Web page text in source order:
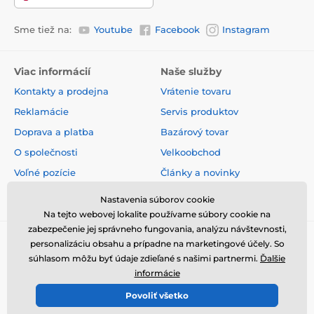
(3b504) 80 mg, meď (3b406) 18 mg, selén (3b8.10) 0,2
mg. Obsahuje konzervačné látky schválené EU:
kyselina citrónová (E 330), kyselina DL-jablčná (E 296).
Metabolizovateľná energia:
3 025 kcal/kg
Dávkovanie:
Hmotnosť psa
(kg)
Doporučená denná dávka
(ks)
5–10
10–15
Sme tiež na: Youtube Facebook Instagram
Viac informácií
Kontakty a prodejna
Reklamácie
Doprava a platba
O společnosti
Voľné pozície
Naše služby
Vrátenie tovaru
Servis produktov
Bazárový tovar
Velkoobchod
Články a novinky
© 2026 www.elektricke-obojky.sk ⦁ E-shop vytvorila
Nastavenia súborov cookie
Na tejto webovej lokalite používame súbory cookie na
zabezpečenie jej správneho fungovania, analýzu návštevnosti,
personalizáciu obsahu a prípadne na marketingové účely. So
súhlasom môžu byť údaje zdieľané s našimi partnermi. Ďalšie
informácie
Povoliť všetko